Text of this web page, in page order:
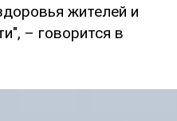
жителей и
– говорится в